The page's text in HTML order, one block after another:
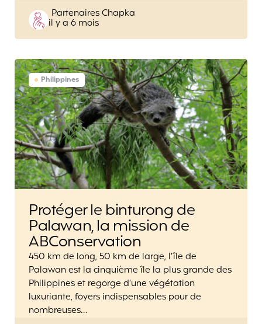
Posted
by
Partenaires Chapka
il y a 6 mois
Philippines
Protéger le binturong de
Palawan, la mission de
ABConservation
450 km de long, 50 km de large, l’île de
Palawan est la cinquième île la plus grande des
Philippines et regorge d’une végétation
luxuriante, foyers indispensables pour de
nombreuses…